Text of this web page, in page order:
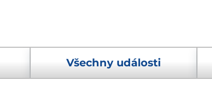
Všechny události